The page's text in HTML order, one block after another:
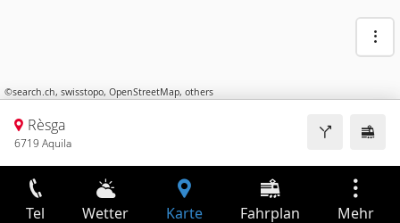
©search.ch, swisstopo, OpenStreetMap, others
Rèsga
6719 Aquila
Tel Wetter Karte Fahrplan Mehr